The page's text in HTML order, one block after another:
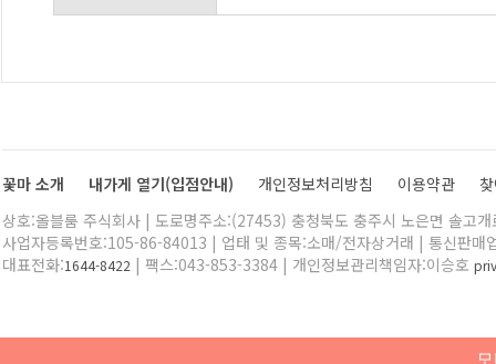
꽃마 소개 내가게 열기(입점안내) 개인정보처리방침 이용약관
상호:올블룸 주식회사 | 도로명주소:(27453) 충청북도 충주시 노은면 솔고
사업자등록번호:105-86-84013 | 업태 및 종목:소매/전자상거래 | 통신판매
대표전화:1644-8422 | 팩스:043-853-3384 | 개인정보관리책임자:이승호